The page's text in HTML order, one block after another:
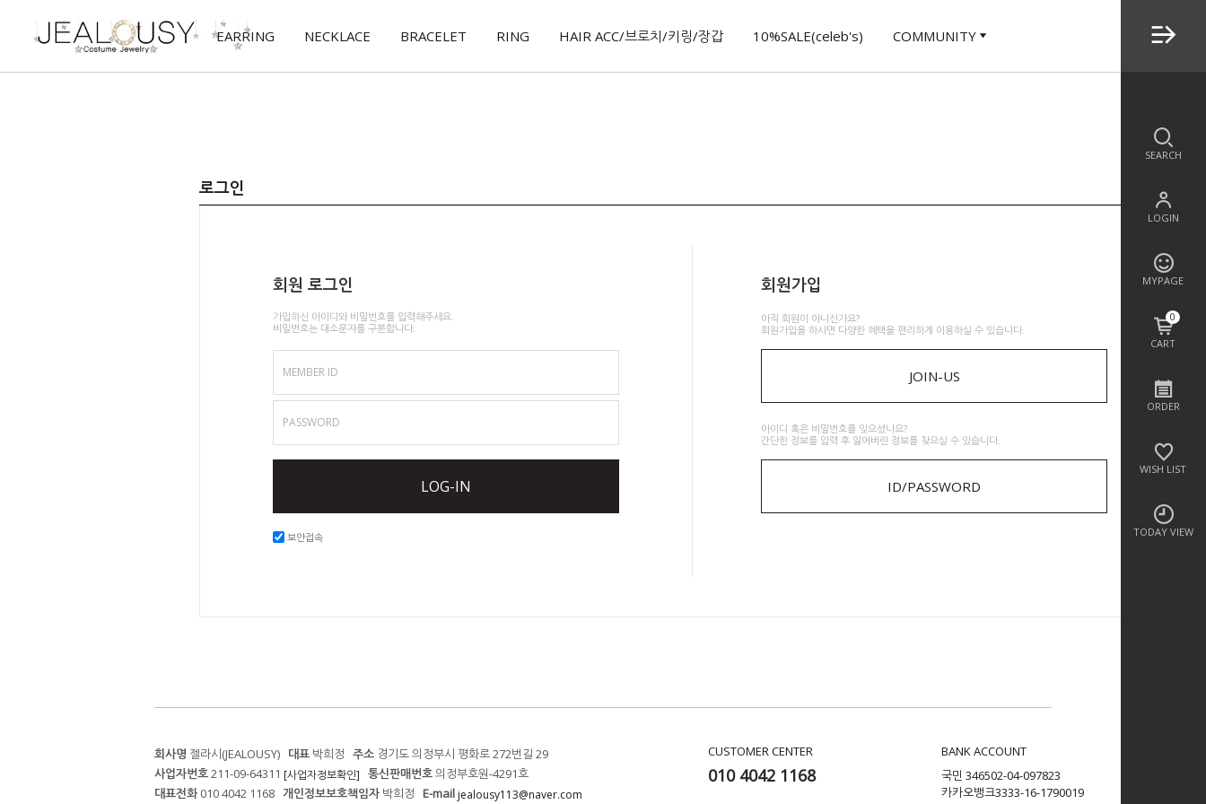
EARRING NECKLACE BRACELET RING HAIR ACC/브로치/키링/장갑 10%SALE(celeb's) COMMUNITY
SEARCH
LOGIN
MYPAGE
0
CART
ORDER
WISH LIST
TODAY VIEW
로그인
회원 로그인
가입하신 아이디와 비밀번호를 입력해주세요.
비밀번호는 대소문자를 구분합니다.
MEMBER ID
PASSWORD
LOG-IN
보안접속
회원가입
아직 회원이 아니신가요?
회원가입을 하시면 다양한 혜택을 편리하게 이용하실 수 있습니다.
JOIN-US
아이디 혹은 비밀번호를 잊으셨나요?
간단한 정보를 입력 후 잃어버린 정보를 찾으실 수 있습니다.
ID/PASSWORD
회사명 젤라시(JEALOUSY) 대표 박희정 주소 경기도 의정부시 평화로 272번길 29
사업자번호211-09-64311 [사업자정보확인] 통신판매번호의정부호원-4291호
대표전화 010 4042 1168 개인정보보호책임자 박희정 E-mail jealousy113@naver.com
CUSTOMER CENTER
010 4042 1168
BANK ACCOUNT
국민 346502-04-097823
카카오뱅크3333-16-1790019